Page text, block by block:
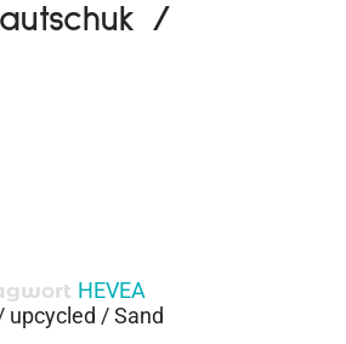
/
HEVEA
upcycled / Sand